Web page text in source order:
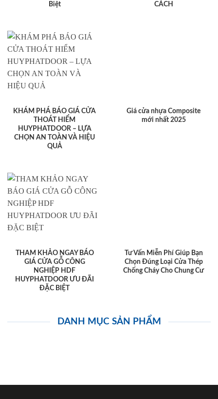
Biệt
CÁCH
KHÁM PHÁ BÁO GIÁ CỬA
THOÁT HIỂM
HUYPHATDOOR – LỰA
CHỌN AN TOÀN VÀ HIỆU
QUẢ
Giá cửa nhựa Composite
mới nhất 2025
THAM KHẢO NGAY BÁO
GIÁ CỬA GỖ CÔNG
NGHIỆP HDF
HUYPHATDOOR ƯU ĐÃI
ĐẶC BIỆT
Tư Vấn Miễn Phí Giúp Bạn
Chọn Đúng Loại Cửa Thép
Chống Cháy Cho Chung Cư
DANH MỤC SẢN PHẨM